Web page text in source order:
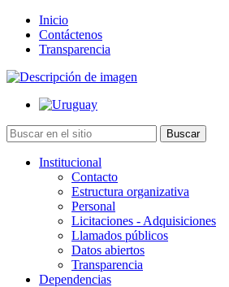
Inicio
Contáctenos
Transparencia
Institucional
Contacto
Estructura organizativa
Personal
Licitaciones - Adquisiciones
Llamados públicos
Datos abiertos
Transparencia
Dependencias